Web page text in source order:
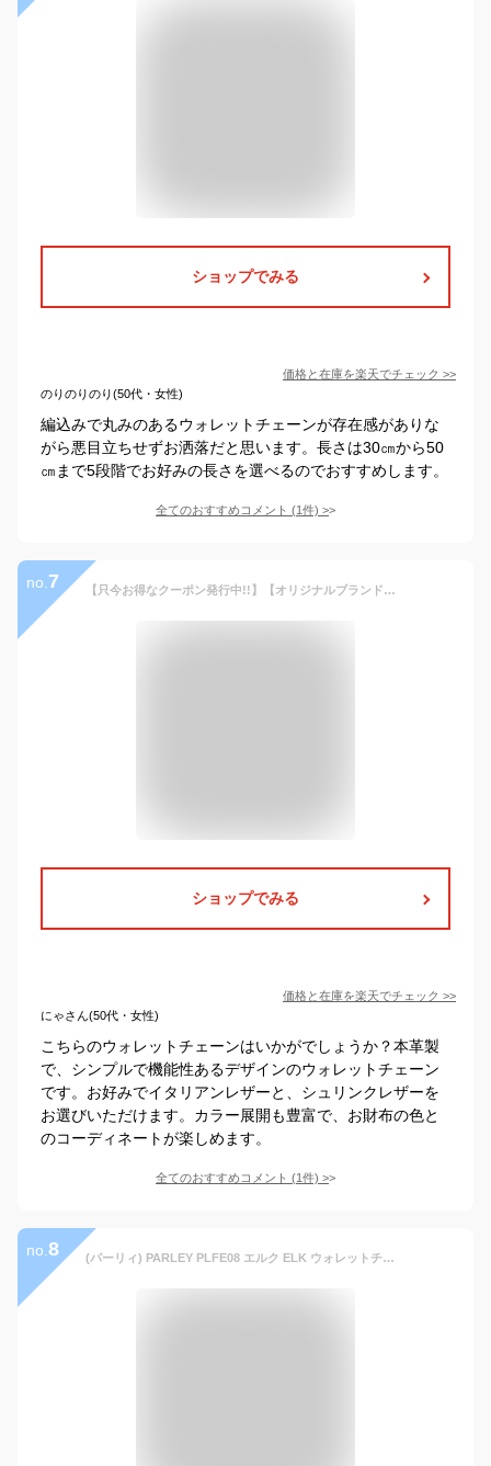
ショップでみる
価格と在庫を楽天でチェック >>
のりのりのり(50代・女性)
編込みで丸みのあるウォレットチェーンが存在感がありな
がら悪目立ちせずお洒落だと思います。長さは30㎝から50
㎝まで5段階でお好みの長さを選べるのでおすすめします。
全てのおすすめコメント (1件) >
no. 7 【只今お得なクーポン発行中!!】【オリジナルブランド】【メール便送料無料】ウォレットロープ バッグチャーム チェーン レザー 本革 ウォレットチェーン ウォレットレーン キーホルダー ストラップ ロープホルダー オールドポイント OLD POINT
ショップでみる
価格と在庫を楽天でチェック >>
にゃさん(50代・女性)
こちらのウォレットチェーンはいかがでしょうか？本革製
で、シンプルで機能性あるデザインのウォレットチェーン
です。お好みでイタリアンレザーと、シュリンクレザーを
お選びいただけます。カラー展開も豊富で、お財布の色と
のコーディネートが楽しめます。
全てのおすすめコメント (1件) >
no. 8 (パーリィ) PARLEY PLFE08 エルク ELK ウォレットチェーン ナスカン 財布 紐 国産 本革 [日本製] (ネイビー)